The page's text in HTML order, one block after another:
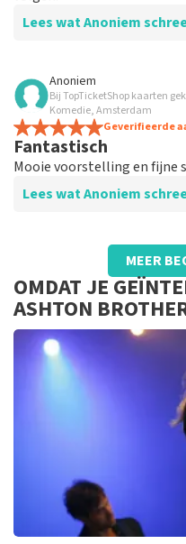
Lees wat Anoniem
Beoordeling van Anoniem
Goed
Tickets zijn makkelijk te
te zoeken en daarna snel
Anoniem
Bij TopTicketShop kaarten
Komedie, Amsterdam
Geverifieerde
Fantastisch
Mooie voorstelling en fijne
Lees wat Anoniem
Beoordeling van Anoniem
Prima
Prima geregeld. Op tijd
tevredenheid.
MEER
OMDAT JE
ASHTON